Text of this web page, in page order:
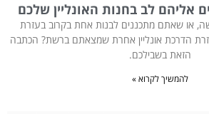
או שאתם מתכננים לבנות אחת בקרוב בעזרת
הדרכת אונליין אחרת שמצאתם ברשת? הכתבה
הזאת בשבילכם.
להמשיך לקרוא »